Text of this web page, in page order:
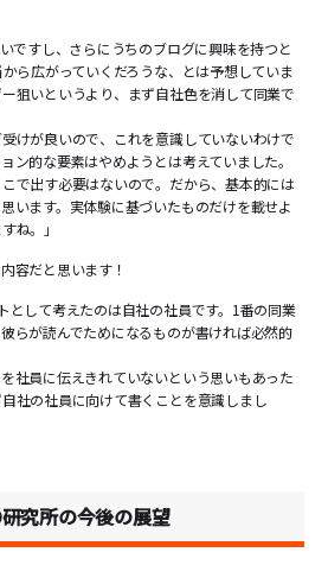
ですし、さらにうちのブログに興味を持つと
ら広がっていくだろうな、とは予想していま
狙いというより、まず自社色を消して同業で
けが良いので、これを意識していないわけで
ン的な要素はやめようとは考えていました。
で出す必要はないので。だから、基本的には
います。実体験に基づいたものだけを載せよ
ね。」
容だと思います！
として考えたのは自社の社員です。1番の同業
らが読んでためになるものが書ければ必然的
社員に伝えきれていないという思いもあった
社の社員に向けて書くことを意識しまし
究所の今後の展望